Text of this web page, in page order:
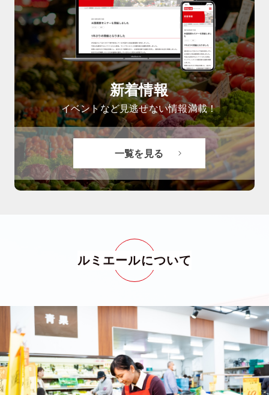
新着情報
イベントなど見逃せない情報満載！
一覧を見る
ルミエールについて